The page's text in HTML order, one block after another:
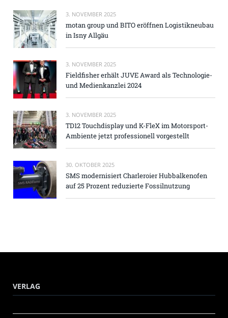
3. NOVEMBER 2025
motan group und BITO eröffnen Logistikneubau
in Isny Allgäu
3. NOVEMBER 2025
Fieldfisher erhält JUVE Award als Technologie-
und Medienkanzlei 2024
3. NOVEMBER 2025
TD12 Touchdisplay und K-FleX im Motorsport-
Ambiente jetzt professionell vorgestellt
30. OKTOBER 2025
SMS modernisiert Charleroier Hubbalkenofen
auf 25 Prozent reduzierte Fossilnutzung
VERLAG